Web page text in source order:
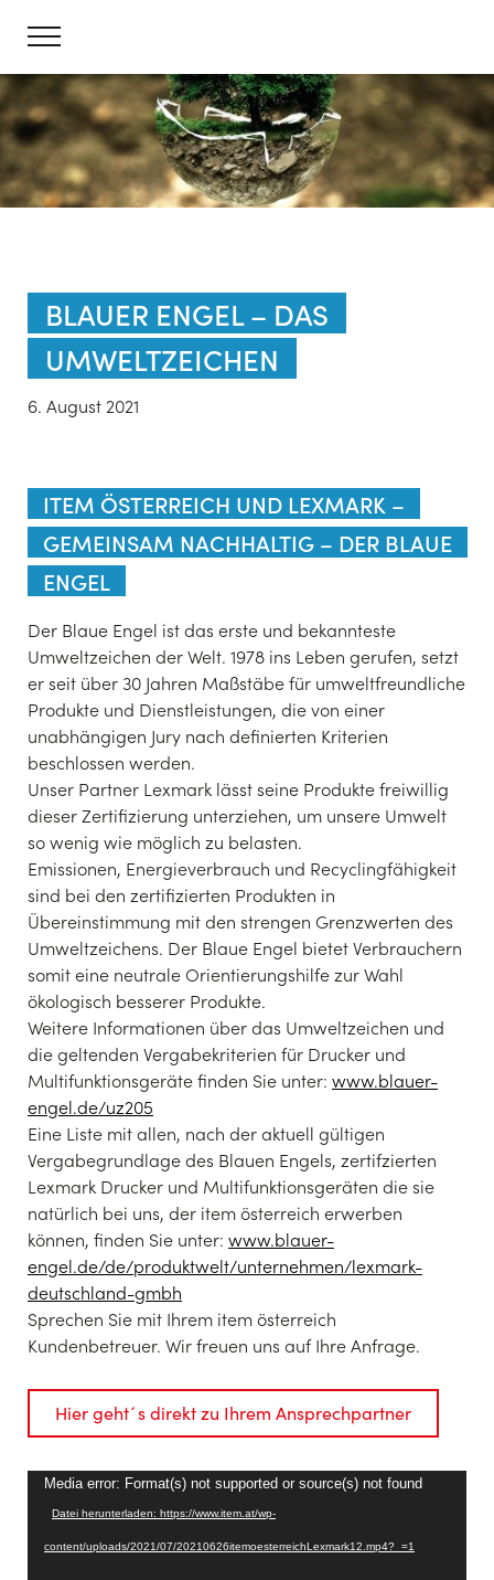
BLAUER ENGEL – DAS
UMWELTZEICHEN
6. August 2021
ITEM ÖSTERREICH UND LEXMARK –
GEMEINSAM NACHHALTIG – DER BLAUE
ENGEL
Der Blaue Engel ist das erste und bekannteste
Umweltzeichen der Welt. 1978 ins Leben gerufen, setzt
er seit über 30 Jahren Maßstäbe für umweltfreundliche
Produkte und Dienstleistungen, die von einer
unabhängigen Jury nach definierten Kriterien
beschlossen werden.
Unser Partner Lexmark lässt seine Produkte freiwillig
dieser Zertifizierung unterziehen, um unsere Umwelt
so wenig wie möglich zu belasten.
Emissionen, Energieverbrauch und Recyclingfähigkeit
sind bei den zertifizierten Produkten in
Übereinstimmung mit den strengen Grenzwerten des
Umweltzeichens. Der Blaue Engel bietet Verbrauchern
somit eine neutrale Orientierungshilfe zur Wahl
ökologisch besserer Produkte.
Weitere Informationen über das Umweltzeichen und
die geltenden Vergabekriterien für Drucker und
Multifunktionsgeräte finden Sie unter: www.blauer-
engel.de/uz205
Eine Liste mit allen, nach der aktuell gültigen
Vergabegrundlage des Blauen Engels, zertifzierten
Lexmark Drucker und Multifunktionsgeräten die sie
natürlich bei uns, der item österreich erwerben
können, finden Sie unter: www.blauer-
engel.de/de/produktwelt/unternehmen/lexmark-
deutschland-gmbh
Sprechen Sie mit Ihrem item österreich
Kundenbetreuer. Wir freuen uns auf Ihre Anfrage.
Hier geht´s direkt zu Ihrem Ansprechpartner
Video-
Player
Media error: Format(s) not supported or source(s) not found
Datei herunterladen: https://www.item.at/wp-
content/uploads/2021/07/20210626itemoesterreichLexmark12.mp4?_=1